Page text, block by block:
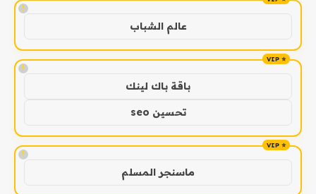
!
عالم الشباب
!
باقة باك لينك
تحسين seo
!
ماسنجر المسلم